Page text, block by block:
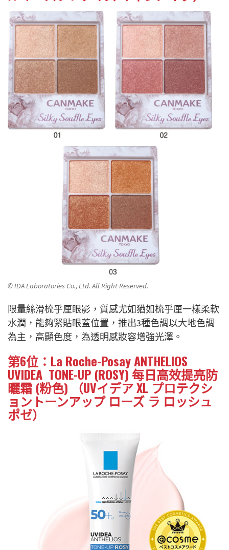
© IDA Laboratories Co., Ltd. All Right Reserved.
限量絲滑梳乎厘眼影，質感尤如猶如梳乎厘一樣柔軟
水潤，能夠緊貼眼蓋位置，推出3種色調以大地色調
為主，高顯色度，為透明感妝容增強光澤。
第6位：La Roche-Posay ANTHELIOS
UVIDEA TONE-UP (ROSY) 每日高效提亮防
曬霜 (粉色) （UVイデア XL プロテクシ
ョントーンアップ ローズ ラ ロッシュ
ポゼ）